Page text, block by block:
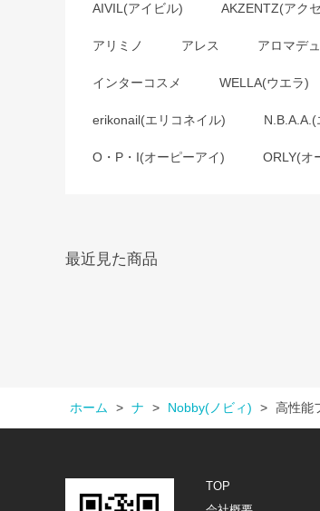
AIVIL(アイビル) AKZENTZ(アク
アリミノ アレス アロマデ
インターコスメ WELLA(ウエラ)
erikonail(エリコネイル)
O・P・I(オーピーアイ) ORLY(オ
最近見た商品
ホーム > ナ > Nobby(ノビィ) > 高性能
TOP